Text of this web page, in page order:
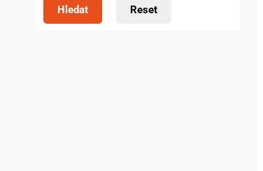
Hledat Reset